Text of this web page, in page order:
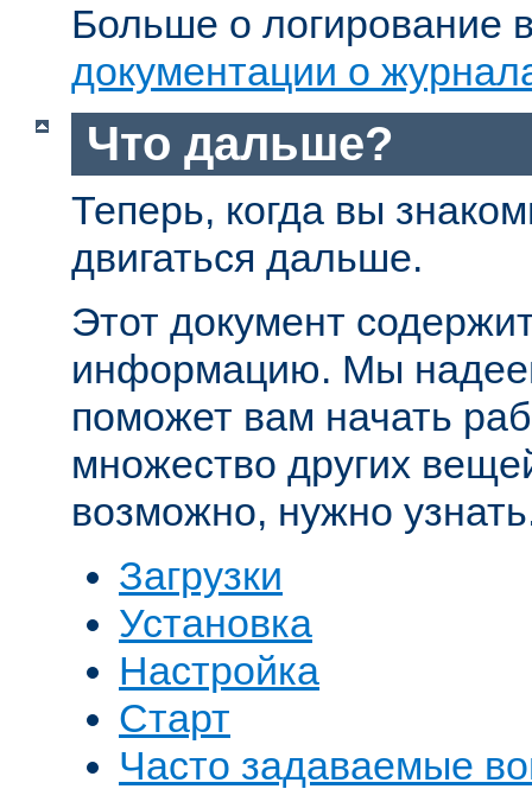
Больше о логирование
документации о
Что дальше?
Теперь, когда вы
двигаться дальше.
Этот документ
информацию. Мы
поможет вам начать
множество других
возможно, нужно
Загрузки
Установка
Настройка
Старт
Часто задаваемые